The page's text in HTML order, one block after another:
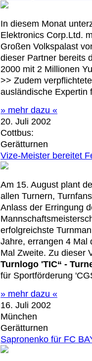
In diesem Monat
Elektronics Corp.Ltd.
Großen Volkspalast
dieser Partner bereits
2000 mit 2 Millionen
>> Zudem
ausländische Expertin
» mehr dazu «
20. Juli 2002
Cottbus:
Gerätturnen
Vize-Meister bereitet
Am 15. August plant
allen Turnern,
Anlass der Erringung
erfolgreichste
Jahre, errangen 4 Mal
Mal Zweite. Zu dieser
Turnlogo 'TIC“ -
für Sportförderung
» mehr dazu «
16. Juli 2002
München
Gerätturnen
Sapronenko für FC